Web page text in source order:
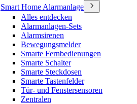
Smart Home Alarmanlage
Alles entdecken
Alarmanlagen-Sets
Alarmsirenen
Bewegungsmelder
Smarte Fernbedienungen
Smarte Schalter
Smarte Steckdosen
Smarte Tastenfelder
Tür- und Fenstersensoren
Zentralen